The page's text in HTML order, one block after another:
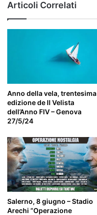
Articoli Correlati
Anno della vela, trentesima
edizione de Il Velista
dell’Anno FIV – Genova
27/5/24
Salerno, 8 giugno – Stadio
Arechi “Operazione